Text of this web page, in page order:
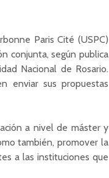
Paris Cité (USPC)
conjunta, según publica
Nacional de Rosario.
enviar sus propuestas
a nivel de máster y
también, promover la
a las instituciones que